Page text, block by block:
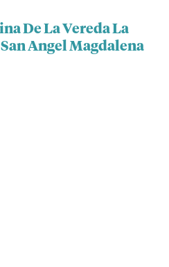
De La Vereda La
Angel Magdalena